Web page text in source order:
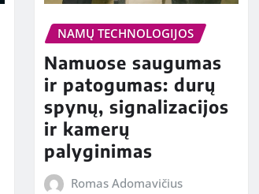
NAMŲ TECHNOLOGIJOS
Namuose saugumas
ir patogumas: durų
spynų, signalizacijos
ir kamerų
palyginimas
Romas Adomavičius